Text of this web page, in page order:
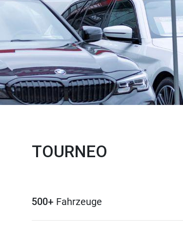
TOURNEO
500+ Fahrzeuge